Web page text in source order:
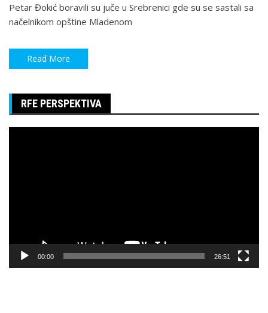
Petar Đokić boravili su juče u Srebrenici gde su se sastali sa
načelnikom opštine Mladenom
Read More
RFE PERSPEKTIVA
00:00 26:51